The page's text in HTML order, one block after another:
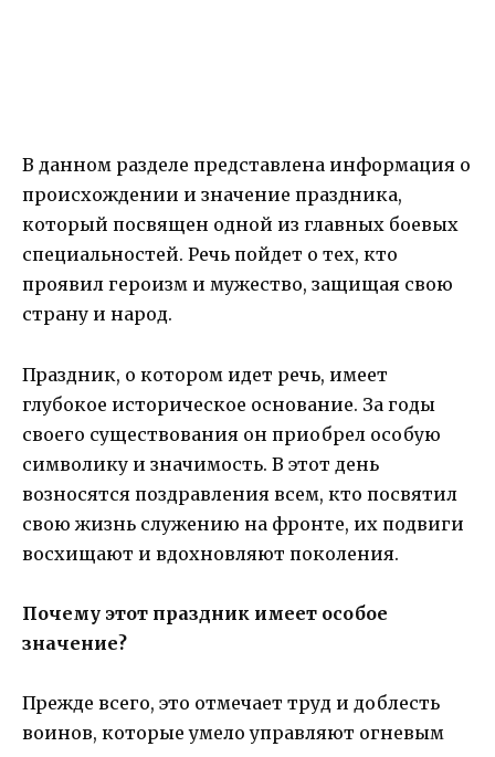
В данном разделе представлена информация о
происхождении и значение праздника,
который посвящен одной из главных боевых
специальностей. Речь пойдет о тех, кто
проявил героизм и мужество, защищая свою
страну и народ.
Праздник, о котором идет речь, имеет
глубокое историческое основание. За годы
своего существования он приобрел особую
символику и значимость. В этот день
возносятся поздравления всем, кто посвятил
свою жизнь служению на фронте, их подвиги
восхищают и вдохновляют поколения.
Почему этот праздник имеет особое
значение?
Прежде всего, это отмечает труд и доблесть
воинов, которые умело управляют огневым